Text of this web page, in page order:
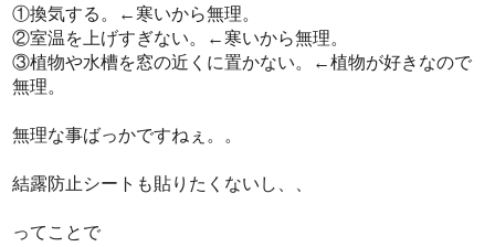
①換気する。←寒いから無理。
②室温を上げすぎない。←寒いから無理。
③植物や水槽を窓の近くに置かない。←植物が好きなので
無理。
無理な事ばっかですねぇ。。
結露防止シートも貼りたくないし、、
ってことで